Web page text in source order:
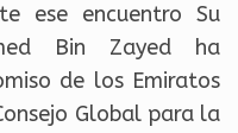
ese encuentro Su
Bin Zayed ha
de los Emiratos
Global para la